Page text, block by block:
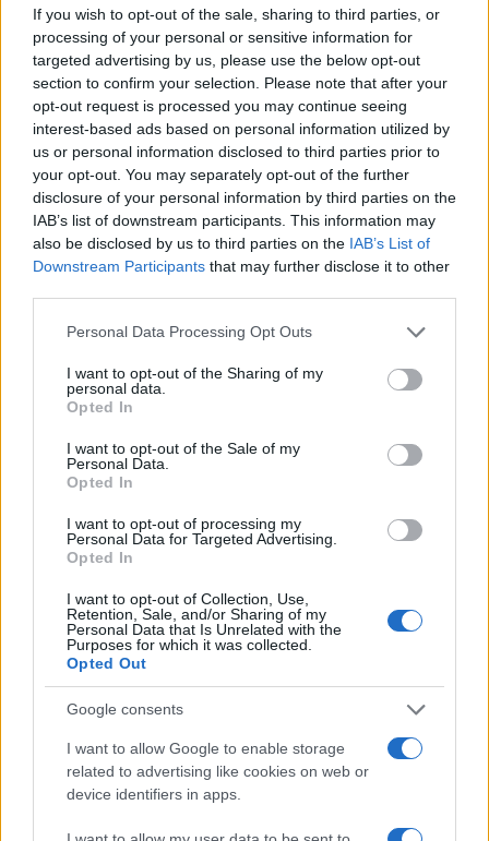
If you wish to opt-out of the sale, sharing to third parties, or
processing of your personal or sensitive information for
targeted advertising by us, please use the below opt-out
section to confirm your selection. Please note that after your
opt-out request is processed you may continue seeing
interest-based ads based on personal information utilized by
us or personal information disclosed to third parties prior to
your opt-out. You may separately opt-out of the further
disclosure of your personal information by third parties on the
IAB’s list of downstream participants. This information may
also be disclosed by us to third parties on the IAB’s List of
Downstream Participants that may further disclose it to other
Please note that this website/app uses one or more Google
not limited to your visit or usage behaviour. You may click to
grant or deny consent to Google and its third-party tags to
use your data for below specified purposes in below Google
consent section.
Personal Data Processing Opt Outs
I want to opt-out of the Sharing of my
personal data.
Opted In
I want to opt-out of the Sale of my
Personal Data.
Opted In
I want to opt-out of processing my
Personal Data for Targeted Advertising.
Opted In
I want to opt-out of Collection, Use,
Retention, Sale, and/or Sharing of my
Personal Data that Is Unrelated with the
Purposes for which it was collected.
Opted Out
Google consents
I want to allow Google to enable storage
related to advertising like cookies on web or
device identifiers in apps.
Análisis de la crisis migratoria en Ceuta y
las críticas internacionales a Pedro
Sánchez
La crisis migratoria en Ceuta ha generado fuertes…
El impacto de la iniciativa de Gabriel
Rufián en el panorama político español
Gabriel Rufián ha logrado captar la atención mediática…
POLÍTICA